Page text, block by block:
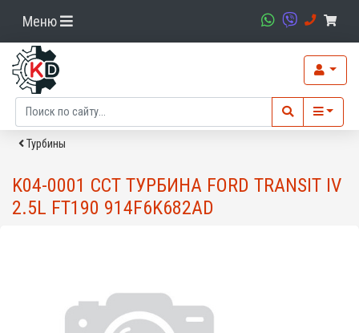
Меню
Турбины
K04-0001 CCT ТУРБИНА FORD TRANSIT IV
2.5L FT190 914F6K682AD